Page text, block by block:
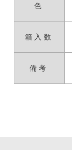
色
箱入数
備考